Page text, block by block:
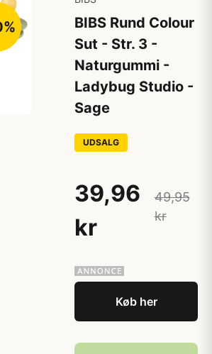
BIBS Rund Colour
Sut - Str. 3 -
Naturgummi -
Ladybug Studio -
Sage
UDSALG
39,96
kr
49,95
kr
Køb her